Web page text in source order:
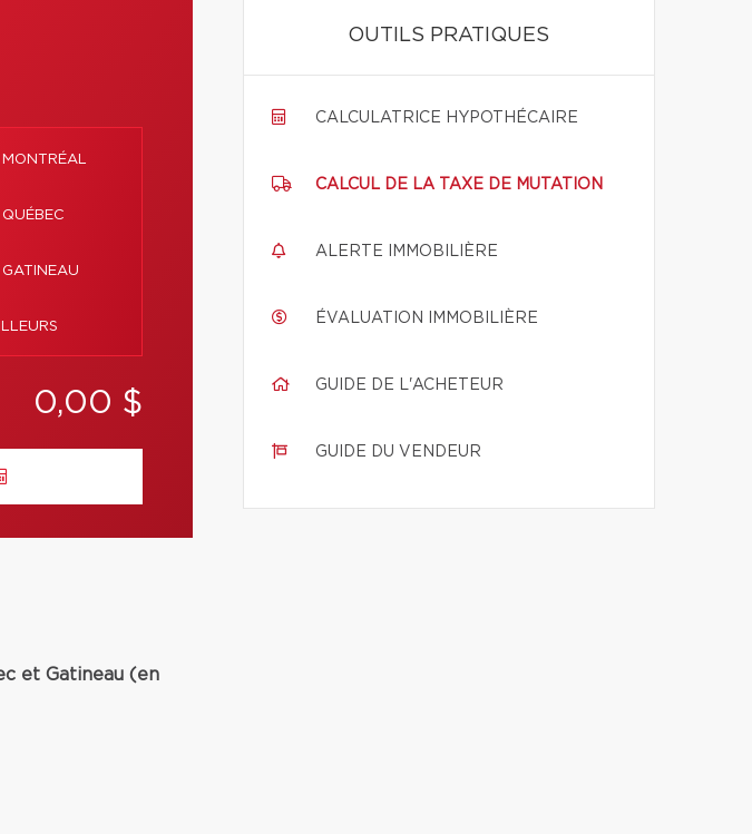
MONTRÉAL
0,00 $
et Gatineau (en
OUTILS PRATIQUES
CALCULATRICE HYPOTHÉCAIRE
CALCUL DE LA TAXE DE MUTATION
ALERTE IMMOBILIÈRE
ÉVALUATION IMMOBILIÈRE
GUIDE DE L'ACHETEUR
GUIDE DU VENDEUR